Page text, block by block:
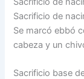
Sacrificio de
Se marcó ebbó
cabeza y un
Sacrificio base